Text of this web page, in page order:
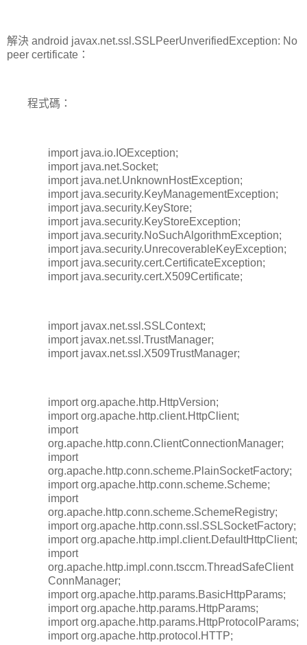
解決 android javax.net.ssl.SSLPeerUnverifiedException: No
peer certificate：
程式碼：
import java.io.IOException;
import java.net.Socket;
import java.net.UnknownHostException;
import java.security.KeyManagementException;
import java.security.KeyStore;
import java.security.KeyStoreException;
import java.security.NoSuchAlgorithmException;
import java.security.UnrecoverableKeyException;
import java.security.cert.CertificateException;
import java.security.cert.X509Certificate;
import javax.net.ssl.SSLContext;
import javax.net.ssl.TrustManager;
import javax.net.ssl.X509TrustManager;
import org.apache.http.HttpVersion;
import org.apache.http.client.HttpClient;
import
org.apache.http.conn.ClientConnectionManager;
import
org.apache.http.conn.scheme.PlainSocketFactory;
import org.apache.http.conn.scheme.Scheme;
import
org.apache.http.conn.scheme.SchemeRegistry;
import org.apache.http.conn.ssl.SSLSocketFactory;
import org.apache.http.impl.client.DefaultHttpClient;
import
org.apache.http.impl.conn.tsccm.ThreadSafeClient
ConnManager;
import org.apache.http.params.BasicHttpParams;
import org.apache.http.params.HttpParams;
import org.apache.http.params.HttpProtocolParams;
import org.apache.http.protocol.HTTP;